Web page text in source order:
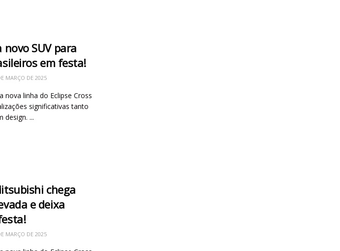
SUV para
em festa!
MARÇO DE 2025
nova linha do Eclipse Cross
significativas tanto
design. ...
chega
e deixa
MARÇO DE 2025